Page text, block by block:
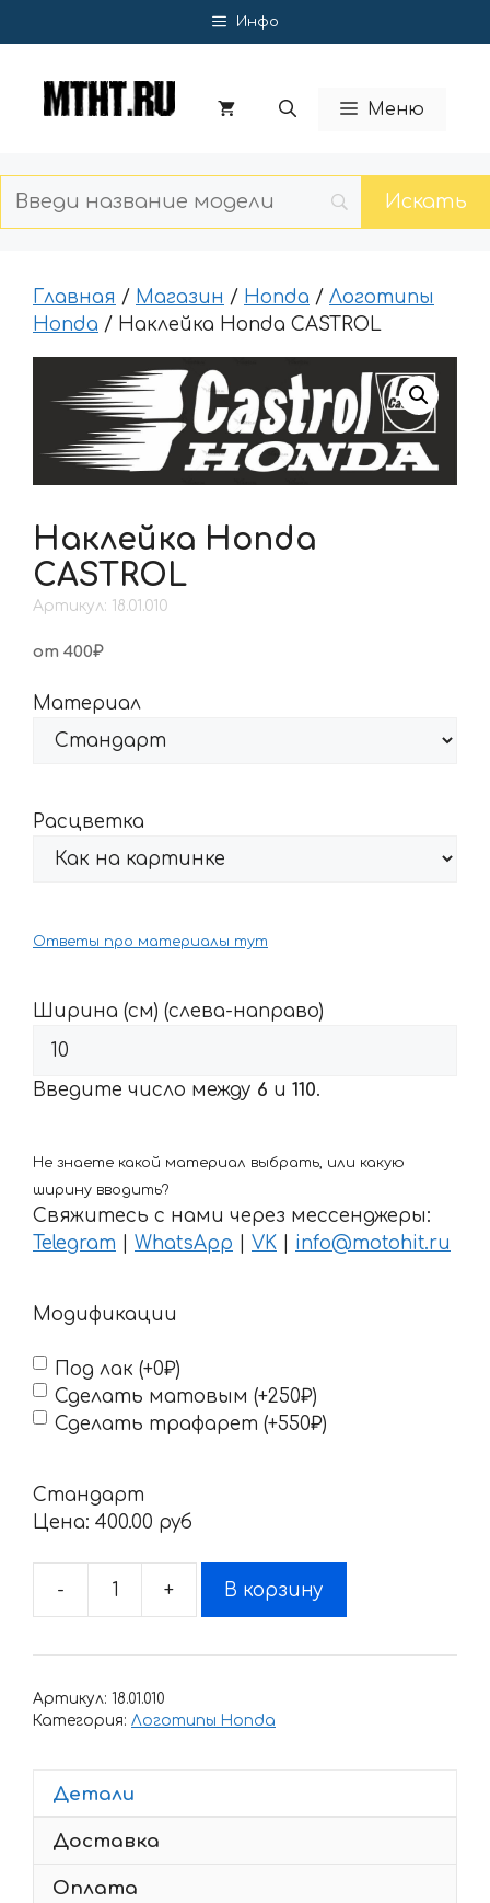
к
Инфо
Меню
Главная / Магазин / Honda / Логотипы
Honda / Наклейка Honda CASTROL
Наклейка Honda
CASTROL
Артикул: 18.01.010
от 400₽
Материал
Расцветка
Ответы про материалы тут
Ширина (см) (слева-направо)
Введите число между 6 и 110.
Не знаете какой материал выбрать, или какую
ширину вводить?
Свяжитесь с нами через мессенджеры:
Telegram
WhatsApp VK info@motohit.ru
Модификации
Под лак (+0₽)
Сделать матовым (+250₽)
Сделать трафарет (+550₽)
Стандарт
Цена: 400.00 pyб
-
Количество
Наклейка
CASTROL
+ В корзину
Артикул: 18.01.010
Категория: Логотипы Honda
Детали
Доставка
Оплата